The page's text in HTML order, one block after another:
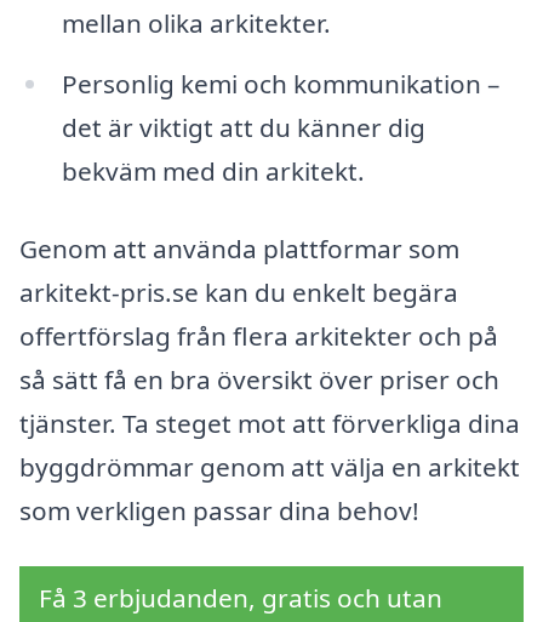
mellan olika arkitekter.
Personlig kemi och kommunikation –
det är viktigt att du känner dig
bekväm med din arkitekt.
Genom att använda plattformar som
arkitekt-pris.se kan du enkelt begära
offertförslag från flera arkitekter och på
så sätt få en bra översikt över priser och
tjänster. Ta steget mot att förverkliga dina
byggdrömmar genom att välja en arkitekt
som verkligen passar dina behov!
Få 3 erbjudanden, gratis och utan